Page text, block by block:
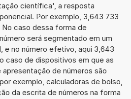
científica', a resposta
Por exemplo, 3,643 733
No caso dessa forma de
será segmentado em um
e no número efetivo, aqui 3,643
caso de dispositivos em que as
de números são
exemplo, calculadoras de bolso,
da escrita de números na forma